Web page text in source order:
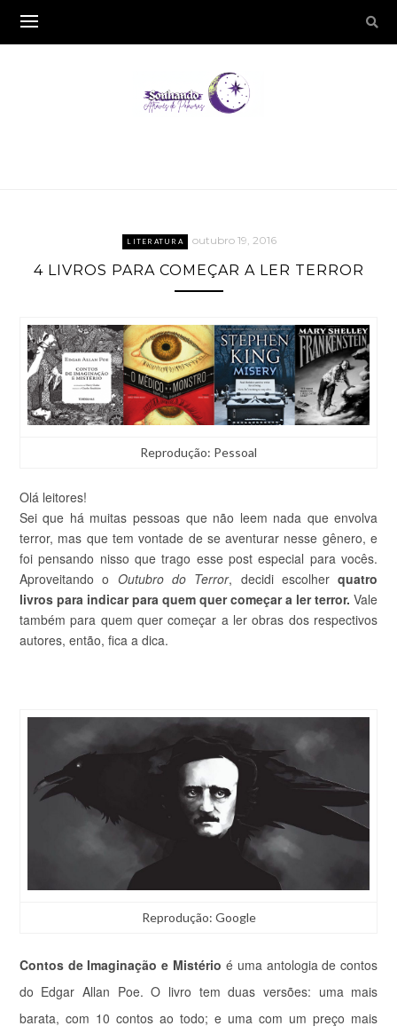
LITERATURA outubro 19, 2016
4 LIVROS PARA COMEÇAR A LER TERROR
Reprodução: Pessoal
Olá leitores!
Sei que há muitas pessoas que não leem nada que envolva
terror, mas que tem vontade de se aventurar nesse gênero, e
foi pensando nisso que trago esse post especial para vocês.
Aproveitando o Outubro do Terror, decidi escolherquatro
livros para indicar para quem quer começar a ler terror. Vale
também para quem quer começar a ler obras dos respectivos
autores, então, fica a dica.
Reprodução: Google
Contos de Imaginação e Mistério é uma antologia de contos
do Edgar Allan Poe. O livro tem duas versões: uma mais
barata, com 10 contos ao todo; e uma com um preço mais